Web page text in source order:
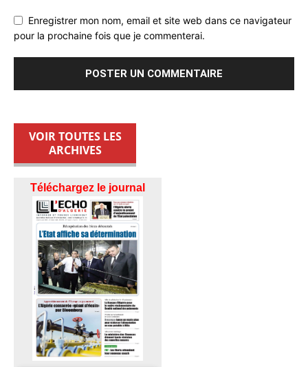
Enregistrer mon nom, email et site web dans ce navigateur
pour la prochaine fois que je commenterai.
VOIR TOUTES LES
ARCHIVES